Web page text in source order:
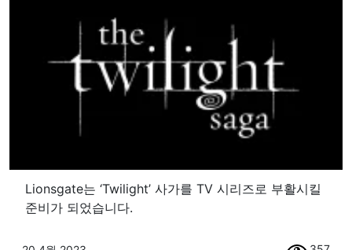
Lionsgate는 ‘Twilight’ 사가를 TV 시리즈로 부활시킬
준비가 되었습니다.